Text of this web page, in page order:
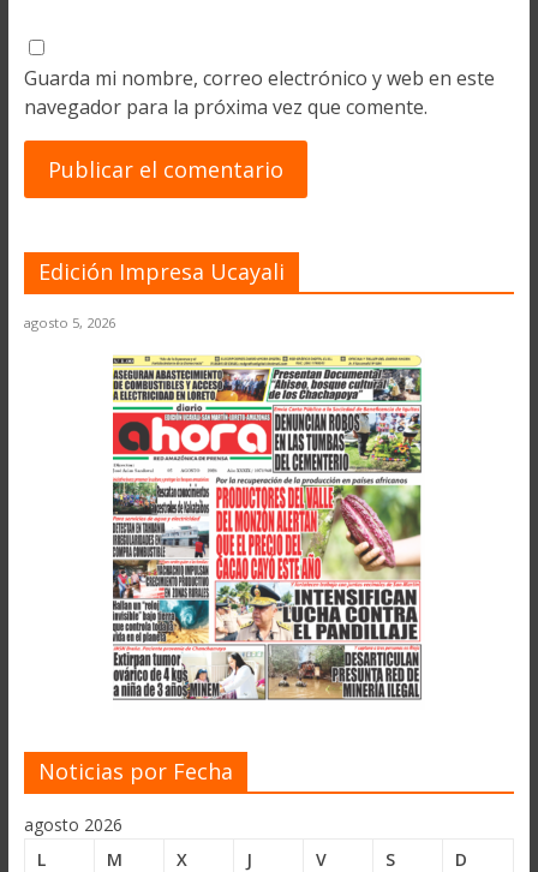
Guarda mi nombre, correo electrónico y web en este
navegador para la próxima vez que comente.
Edición Impresa Ucayali
agosto 5, 2026
Noticias por Fecha
agosto 2026
L
M X J V S
D